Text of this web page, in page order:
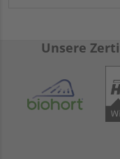
Unsere